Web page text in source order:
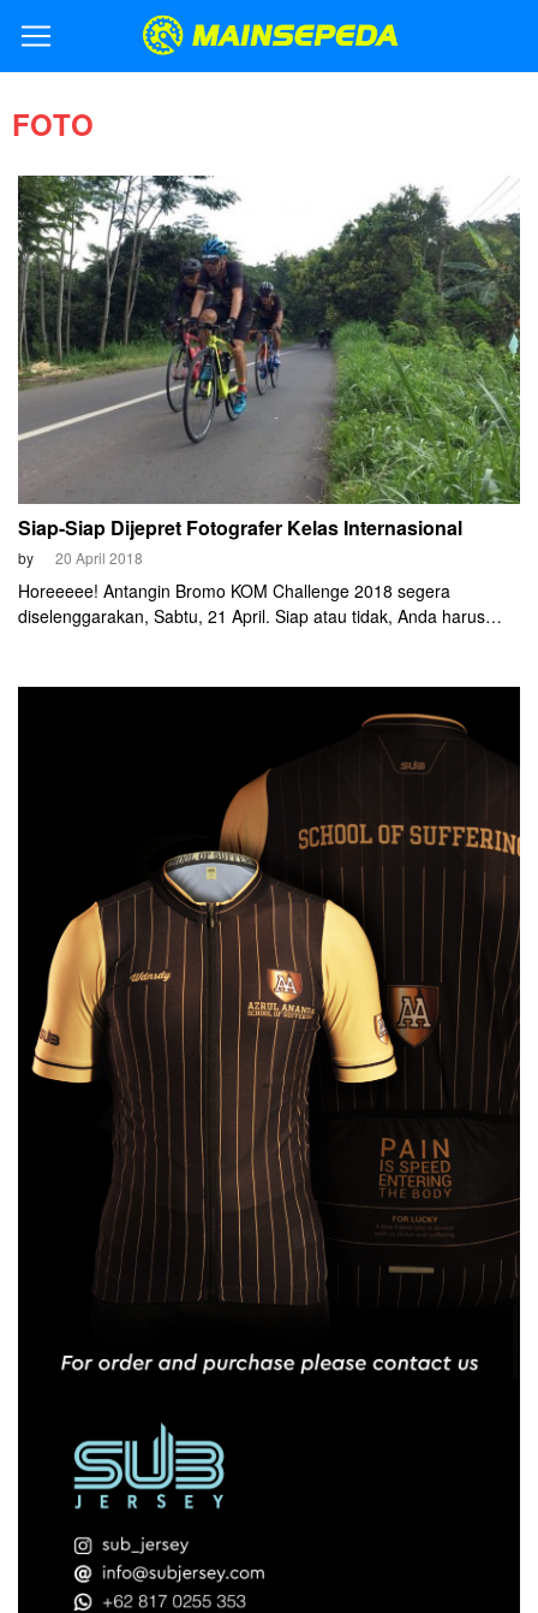
FOTO
Siap-Siap Dijepret Fotografer Kelas Internasional
by 20 April 2018
Horeeeee! Antangin Bromo KOM Challenge 2018 segera
diselenggarakan, Sabtu, 21 April. Siap atau tidak, Anda harus